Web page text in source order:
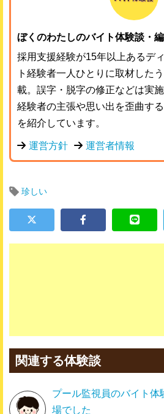
ぼくのわたしのバイト体験談・
採用支援経験が15年以上あるデ
ト経験者一人ひとりに取材した
載。誤字・脱字の修正などは実施
経験者の主張や思い出を歪曲す
を紹介しています。
運営方針 運営者情報
珍しい
関連する体験談
プール監視員のバイト体
場でした